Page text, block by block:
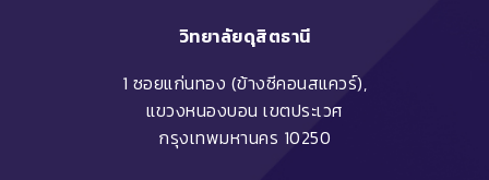
วิทยาลัยดุสิตธานี
1 ซอยแก่นทอง (ข้างซีคอนสแควร์),
แขวงหนองบอน เขตประเวศ
กรุงเทพมหานคร 10250